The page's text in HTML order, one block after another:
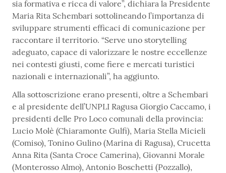
sia formativa e ricca di valore”, dichiara la Presidente
Maria Rita Schembari sottolineando l’importanza di
sviluppare strumenti efficaci di comunicazione per
raccontare il territorio. “Serve uno storytelling
adeguato, capace di valorizzare le nostre eccellenze
nei contesti giusti, come fiere e mercati turistici
nazionali e internazionali”, ha aggiunto.
Alla sottoscrizione erano presenti, oltre a Schembari
e al presidente dell’UNPLI Ragusa Giorgio Caccamo, i
presidenti delle Pro Loco comunali della provincia:
Lucio Molè (Chiaramonte Gulfi), Maria Stella Micieli
(Comiso), Tonino Gulino (Marina di Ragusa), Crucetta
Anna Rita (Santa Croce Camerina), Giovanni Morale
(Monterosso Almo), Antonio Boschetti (Pozzallo),